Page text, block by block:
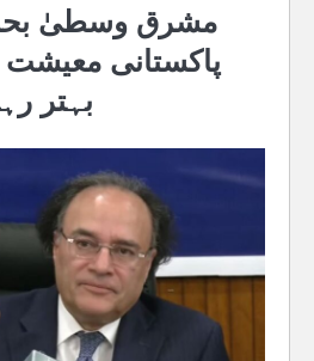
مشرق وسطیٰ
پاکستانی
بہتر